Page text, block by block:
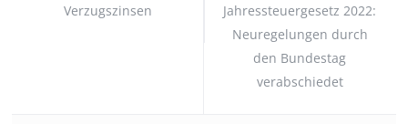
Verzugszinsen
Jahressteuergesetz 2022:
Neuregelungen durch
den Bundestag
verabschiedet